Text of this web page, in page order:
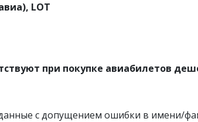
LOT
при покупке авиабилетов
с допущением ошибки в имени/